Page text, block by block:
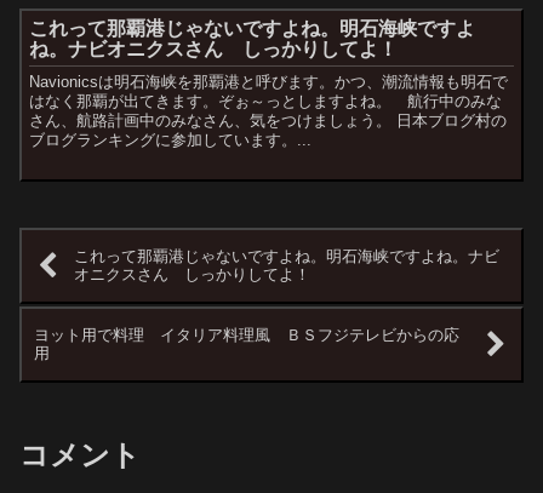
これって那覇港じゃないですよね。明石海峡ですよ
ね。ナビオニクスさん しっかりしてよ！
Navionicsは明石海峡を那覇港と呼びます。かつ、潮流情報も明石で
はなく那覇が出てきます。ぞぉ～っとしますよね。 航行中のみな
さん、航路計画中のみなさん、気をつけましょう。 日本ブログ村の
ブログランキングに参加しています。...
これって那覇港じゃないですよね。明石海峡ですよね。ナビ
オニクスさん しっかりしてよ！
ヨット用で料理 イタリア料理風 ＢＳフジテレビからの応
用
コメント